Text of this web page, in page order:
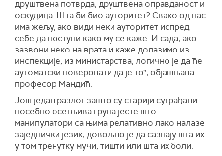
друштвена потврда, друштвена оправданост и
оскудица. Шта би био ауторитет? Свако од нас
има жељу, ако види неки ауторитет испред
себе да поступи како му се каже. И сада, ако
зазвони неко на врата и каже долазимо из
инспекције, из министарства, логично је да ће
аутоматски поверовати да је то", објашњава
професор Мандић.
Још један разлог зашто су старији суграђани
посебно осетљива група јесте што
манипулатори са њима релативно лако налазе
заједнички језик, довољно је да сазнају шта их
у том тренутку мучи, тишти или шта их боли.